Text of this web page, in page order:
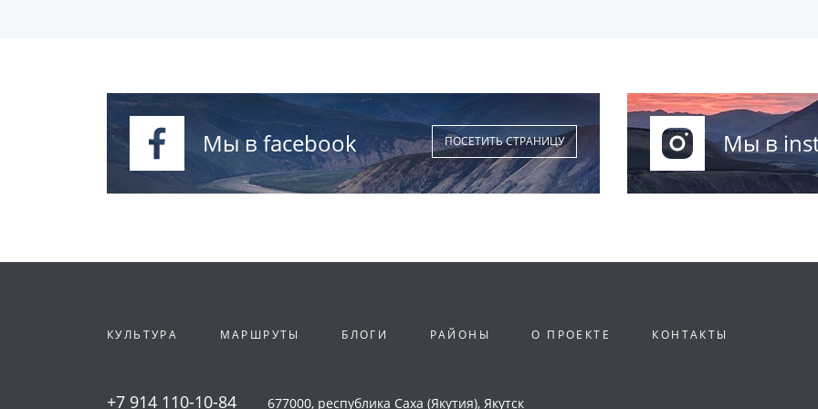
Мы в facebook ПОСЕТИТЬ СТРАНИЦУ Мы в
КУЛЬТУРА МАРШРУТЫ БЛОГИ РАЙОНЫ О ПРОЕКТЕ КОНТАКТЫ
+7 914 110-10-84 677000, республика Саха (Якутия), Якутск